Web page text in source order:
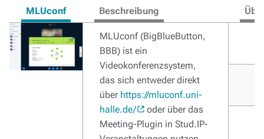
MLUconf Beschreibung
MLUconf (BigBlueButton,
BBB) ist ein
Videokonferenzsystem,
das sich entweder direkt
über https://mluconf.uni-
halle.de/
oder über das
Meeting-Plugin in Stud.IP-